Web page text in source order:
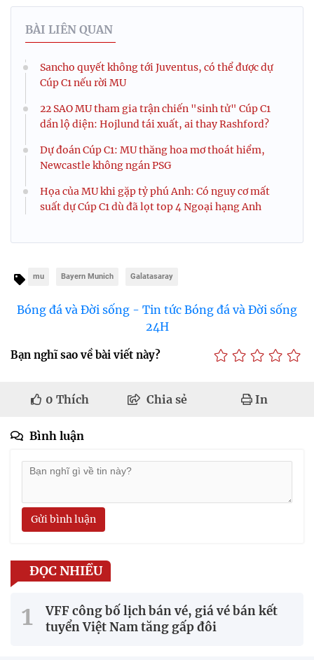
BÀI LIÊN QUAN
Sancho quyết không tới Juventus, có thể được dự
Cúp C1 nếu rời MU
22 SAO MU tham gia trận chiến "sinh tử" Cúp C1
dần lộ diện: Hojlund tái xuất, ai thay Rashford?
Dự đoán Cúp C1: MU thăng hoa mơ thoát hiểm,
Newcastle không ngán PSG
Họa của MU khi gặp tỷ phú Anh: Có nguy cơ mất
suất dự Cúp C1 dù đã lọt top 4 Ngoại hạng Anh
mu Bayern Munich Galatasaray
Bóng đá và Đời sống - Tin tức Bóng đá và Đời sống
24H
Bạn nghĩ sao về bài viết này?
0 Thích Chia sẻ In
Bình luận
Gửi bình luận
ĐỌC NHIỀU
VFF công bố lịch bán vé, giá vé bán kết
tuyển Việt Nam tăng gấp đôi